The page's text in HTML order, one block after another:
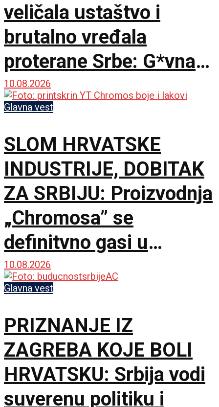
veličala ustaštvo i
brutalno vređala
proterane Srbe: G*vna
su isplivala na
traktorima u Šidu
10.08.2026
Glavna vest
SLOM HRVATSKE
INDUSTRIJE, DOBITAK
ZA SRBIJU: Proizvodnja
„Chromosa” se
definitvno gasi u
Zagrebu i seli u Gornji
Milanovac
10.08.2026
Glavna vest
PRIZNANJE IZ
ZAGREBA KOJE BOLI
HRVATSKU: Srbija vodi
suverenu politiku i